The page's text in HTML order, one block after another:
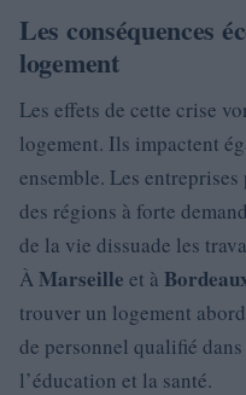
Les conséquences
logement
Les effets de cette crise
logement. Ils impactent
ensemble. Les
des régions à forte
de la vie dissuade les
À Marseille et à
trouver un logement
de personnel qualifié
l’éducation et la santé.